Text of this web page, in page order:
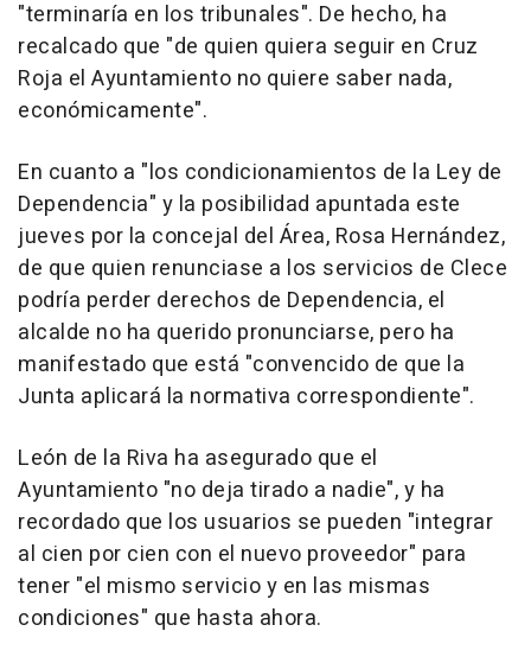
"terminaría en los tribunales". De hecho, ha
recalcado que "de quien quiera seguir en Cruz
Roja el Ayuntamiento no quiere saber nada,
económicamente".
En cuanto a "los condicionamientos de la Ley de
Dependencia" y la posibilidad apuntada este
jueves por la concejal del Área, Rosa Hernández,
de que quien renunciase a los servicios de Clece
podría perder derechos de Dependencia, el
alcalde no ha querido pronunciarse, pero ha
manifestado que está "convencido de que la
Junta aplicará la normativa correspondiente".
León de la Riva ha asegurado que el
Ayuntamiento "no deja tirado a nadie", y ha
recordado que los usuarios se pueden "integrar
al cien por cien con el nuevo proveedor" para
tener "el mismo servicio y en las mismas
condiciones" que hasta ahora.